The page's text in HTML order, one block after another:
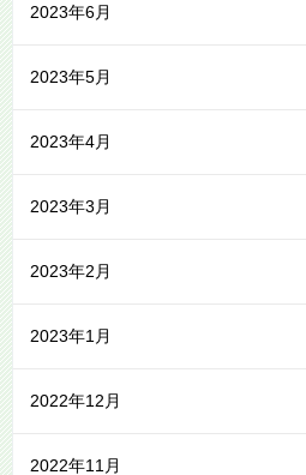
2023年6月
2023年5月
2023年4月
2023年3月
2023年2月
2023年1月
2022年12月
2022年11月